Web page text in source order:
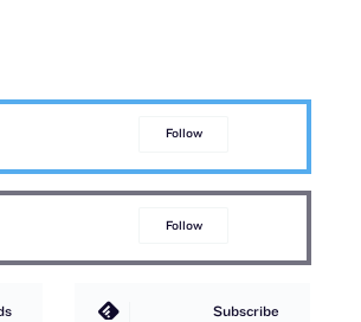
Follow
Follow
Subscribe